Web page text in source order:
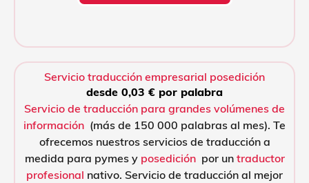
Servicio traducción empresarial posedición
desde 0,03 € por palabra
Servicio de traducción para grandes volúmenes de
información (más de 150 000 palabras al mes). Te
ofrecemos nuestros servicios de traducción a
medida para pymes y posedición por un traductor
profesional nativo. Servicio de traducción al mejor